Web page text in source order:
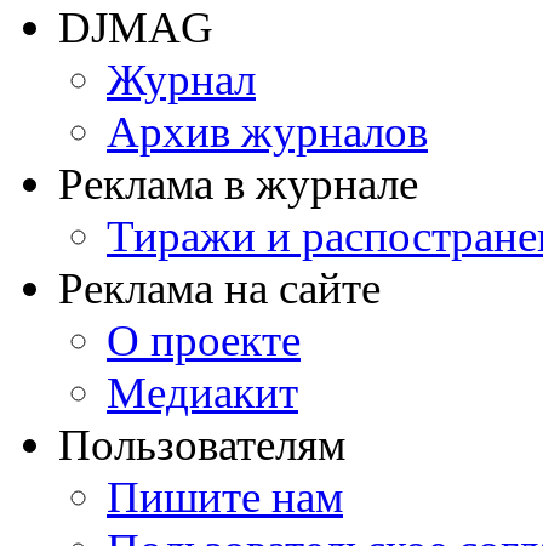
DJMAG
Журнал
Архив журналов
Реклама в журнале
Тиражи и
Реклама на сайте
О проекте
Медиакит
Пользователям
Пишите нам